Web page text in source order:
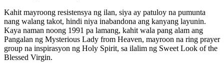
Kahit mayroong resistensya ng ilan, siya ay patuloy na pumunta
nang walang takot, hindi niya inabandona ang kanyang layunin.
Kaya naman noong 1991 pa lamang, kahit wala pang alam ang
Pangalan ng Mysterious Lady from Heaven, mayroon na ring prayer
group na inspirasyon ng Holy Spirit, sa ilalim ng Sweet Look of the
Blessed Virgin.